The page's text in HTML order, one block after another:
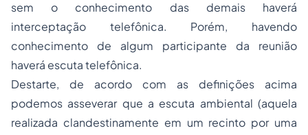
sem o conhecimento das demais haverá
interceptação telefônica. Porém, havendo
conhecimento de algum participante da reunião
haverá escuta telefônica.
Destarte, de acordo com as definições acima
podemos asseverar que a escuta ambiental (aquela
realizada clandestinamente em um recinto por uma